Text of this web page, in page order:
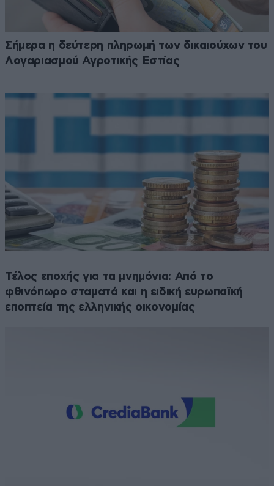
Σήμερα η δεύτερη πληρωμή των δικαιούχων του
Λογαριασμού Αγροτικής Εστίας
Τέλος εποχής για τα μνημόνια: Από το
φθινόπωρο σταματά και η ειδική ευρωπαϊκή
εποπτεία της ελληνικής οικονομίας